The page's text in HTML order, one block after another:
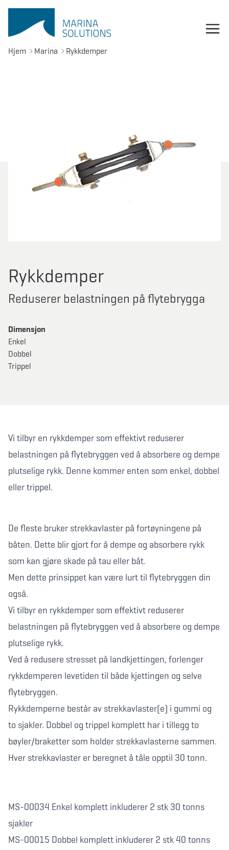
Hjem Marina Rykkdemper
Rykkdemper
Reduserer belastningen på flytebrygga
Dimensjon
Enkel
Dobbel
Trippel
Vi tilbyr en rykkdemper som effektivt reduserer
belastningen på flytebryggen ved å absorbere og dempe
plutselige rykk. Denne kommer enten som enkel, dobbel
eller trippel.
De fleste bruker strekkavlaster på fortøyningene på
båten. Dette blir gjort for å dempe og absorbere rykk
som kan gjøre skade på tau eller båt.
Men dette prinsippet kan være lurt til flytebryggen din
også.
Vi tilbyr en rykkdemper som effektivt reduserer
belastningen på flytebryggen ved å absorbere og dempe
plutselige rykk.
Ved å redusere stresset på landkjettingen, forlenger
rykkdemperen levetiden til både kjettingen og selve
flytebryggen.
Rykkdemperne består av strekkavlaster(e) i gummi og
to sjakler. Dobbel og trippel komplett har i tillegg to
bøyler/braketter som holder strekkavlasterne sammen.
Hver strekkavlaster er beregnet å tåle opptil 30 tonn.
MS-00034 Enkel komplett inkluderer 2 stk 30 tonns
sjakler
MS-00015 Dobbel komplett inkluderer 2 stk 40 tonns